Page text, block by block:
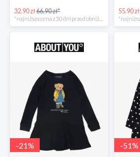
32.90 zł66.90 zł*
*najniższa cena z 30 dni przed obniżką
55.90 zł
-21% -51%